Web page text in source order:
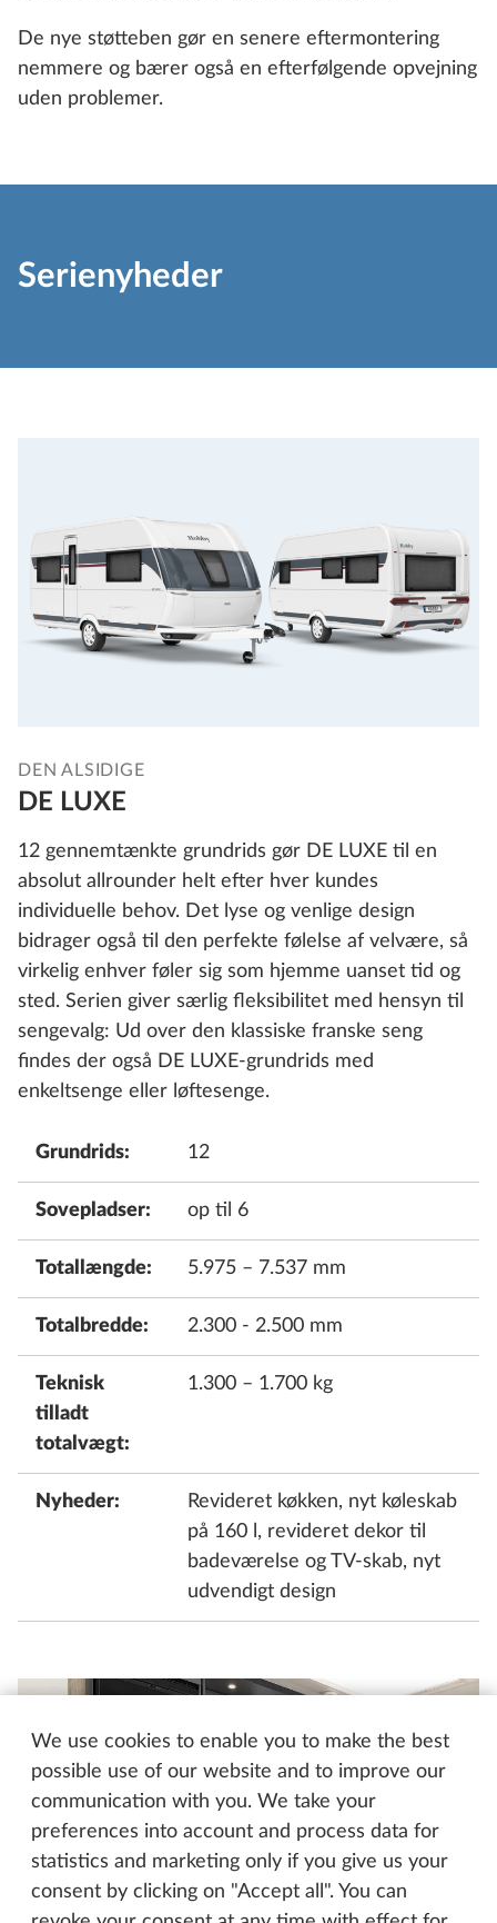
We use cookies to enable you to make the best
possible use of our website and to improve our
communication with you. We take your
preferences into account and process data for
statistics and marketing only if you give us your
consent by clicking on "Accept all". You can
De nye støtteben gør en senere eftermontering
nemmere og bærer også en efterfølgende opvejning
uden problemer.
Serienyheder
DEN ALSIDIGE
DE LUXE
12 gennemtænkte grundrids gør DE LUXE til en
absolut allrounder helt efter hver kundes
individuelle behov. Det lyse og venlige design
bidrager også til den perfekte følelse af velvære, så
virkelig enhver føler sig som hjemme uanset tid og
sted. Serien giver særlig fleksibilitet med hensyn til
sengevalg: Ud over den klassiske franske seng
findes der også DE LUXE-grundrids med
enkeltsenge eller løftesenge.
Grundrids: 12
Sovepladser: op til 6
Totallængde: 5.975 – 7.537 mm
Totalbredde: 2.300 - 2.500 mm
Teknisk
tilladt
totalvægt:
1.300 – 1.700 kg
Nyheder:
Revideret køkken, nyt køleskab
på 160 l, revideret dekor til
badeværelse og TV-skab, nyt
udvendigt design